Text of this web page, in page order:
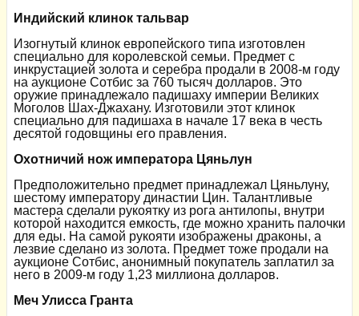
Индийский клинок тальвар
Изогнутый клинок европейского типа изготовлен
специально для королевской семьи. Предмет с
инкрустацией золота и серебра продали в 2008-м году
на аукционе Сотбис за 760 тысяч долларов. Это
оружие принадлежало падишаху империи Великих
Моголов Шах-Джахану. Изготовили этот клинок
специально для падишаха в начале 17 века в честь
десятой годовщины его правления.
Охотничий нож императора Цяньлун
Предположительно предмет принадлежал Цяньлуну,
шестому императору династии Цин. Талантливые
мастера сделали рукоятку из рога антилопы, внутри
которой находится емкость, где можно хранить палочки
для еды. На самой рукояти изображены драконы, а
лезвие сделано из золота. Предмет тоже продали на
аукционе Сотбис, анонимный покупатель заплатил за
него в 2009-м году 1,23 миллиона долларов.
Меч Улисса Гранта